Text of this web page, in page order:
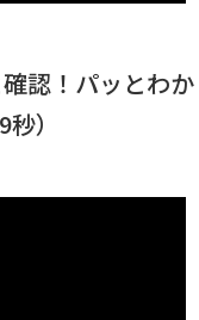
認！パッとわか
）